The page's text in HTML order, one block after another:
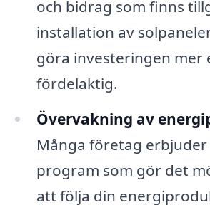
och bidrag som finns
installation av
göra investeringen mer
fördelaktig.
Övervakning av
Många företag
program som gör det
att följa din